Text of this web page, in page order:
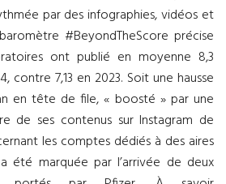
par des infographies, vidéos et
#BeyondTheScore précise
ont publié en moyenne 8,3
contre 7,13 en 2023. Soit une hausse
en tête de file, « boosté » par une
de ses contenus sur Instagram de
les comptes dédiés à des aires
été marquée par l’arrivée de deux